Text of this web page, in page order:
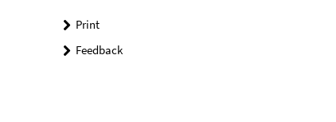
Print
Feedback